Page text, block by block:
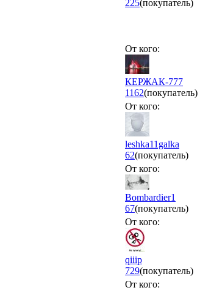
225(покупатель)
От кого:
КЕРЖАК-777
1162(покупатель)
От кого:
leshka11galka
62(покупатель)
От кого:
Bombardier1
67(покупатель)
От кого:
qiiip
729(покупатель)
От кого: